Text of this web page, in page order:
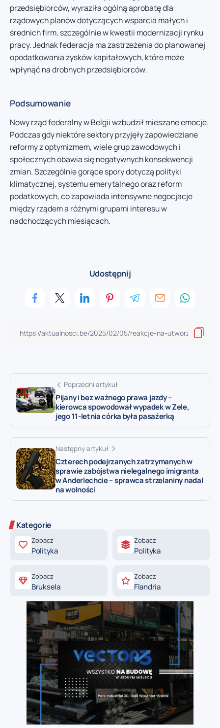
przedsiębiorców, wyraziła ogólną aprobatę dla
rządowych planów dotyczących wsparcia małych i
średnich firm, szczególnie w kwestii modernizacji rynku
pracy. Jednak federacja ma zastrzeżenia do planowanej
opodatkowania zysków kapitałowych, które może
wpłynąć na drobnych przedsiębiorców.
Podsumowanie
Nowy rząd federalny w Belgii wzbudził mieszane emocje.
Podczas gdy niektóre sektory przyjęły zapowiedziane
reformy z optymizmem, wiele grup zawodowych i
społecznych obawia się negatywnych konsekwencji
zmian. Szczególnie gorące spory dotyczą polityki
klimatycznej, systemu emerytalnego oraz reform
podatkowych, co zapowiada intensywne negocjacje
między rządem a różnymi grupami interesu w
nadchodzących miesiącach.
Udostępnij
Poprzedni artykuł
Pijany i bez ważnego prawa jazdy –
kierowca spowodował wypadek w Zele,
jego 11-letnia córka była pasażerką
Następny artykuł
Czterech podejrzanych zatrzymanych w
sprawie zabójstwa nielegalnego imigranta
w Anderlechcie – sprawca strzelaniny nadal
na wolności
Kategorie
Zobacz
Polityka
Zobacz
Polityka
Zobacz
Bruksela
Zobacz
Flandria